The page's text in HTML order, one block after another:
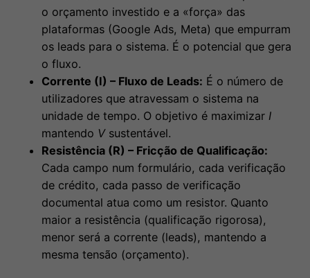
o orçamento investido e a «força» das
plataformas (Google Ads, Meta) que empurram
os leads para o sistema. É o potencial que gera
o fluxo.
Corrente (I) – Fluxo de Leads: É o número de
utilizadores que atravessam o sistema na
unidade de tempo. O objetivo é maximizar I
mantendo Vsustentável.
Resistência (R) – Fricção de Qualificação:
Cada campo num formulário, cada verificação
de crédito, cada passo de verificação
documental atua como um resistor. Quanto
maior a resistência (qualificação rigorosa),
menor será a corrente (leads), mantendo a
mesma tensão (orçamento).